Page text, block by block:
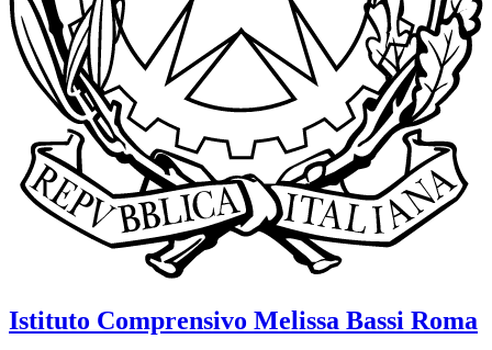
Istituto Comprensivo Melissa Bassi Roma